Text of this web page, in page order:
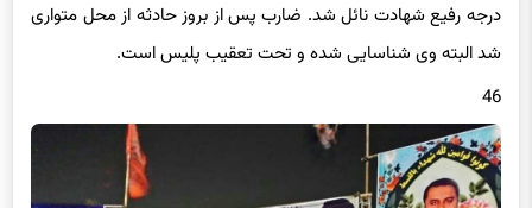
درجه رفیع شهادت نائل شد. ضارب پس از بروز حادثه از محل متواری
شد البته وی شناسایی شده و تحت تعقیب پلیس است.
46